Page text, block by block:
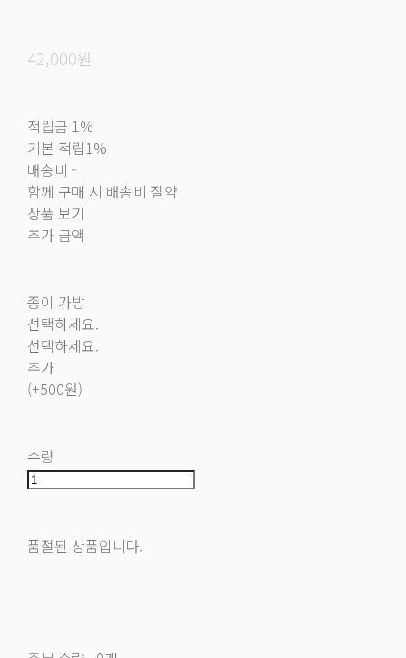
42,000원
적립금 1%
기본 적립1%
배송비 -
함께 구매 시 배송비 절약
상품 보기
추가 금액
종이 가방
선택하세요.
선택하세요.
추가
(+500원)
수량
품절된 상품입니다.